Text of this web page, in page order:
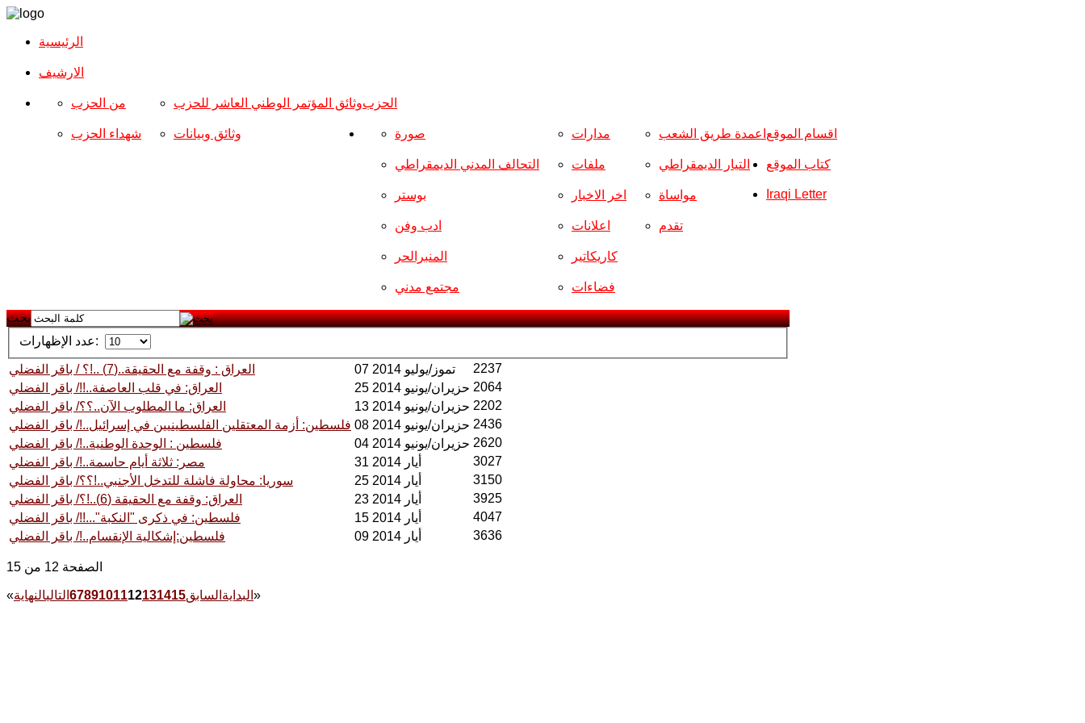
الرئيسية
الارشیف
الحزب من الحزب
شهداء الحزب
وثائق المؤتمر الوطني العاشر للحزب
وثائق وبيانات اقسام الموقع صورة
التحالف المدني الديمقراطي
بوستر
ادب وفن
المنبرالحر
مجتمع مدني
مدارات
ملفات
اخر الاخبار
اعلانات
كاريكاتير
فضاءات
اعمدة طريق الشعب
التيار الديمقراطي
مواساة
تقدم
كتاب الموقع
Iraqi Letter
بحث
عدد الإظهارات:
العراق : وقفة مع الحقيقة..(7) ..!؟ / باقر الفضلي 07 تموز/يوليو 2014
2237
العراق: في قلب العاصفة..!!/ باقر الفضلي
25 حزيران/يونيو 2014 2064
العراق: ما المطلوب الآن..؟؟/ باقر الفضلي
13 حزيران/يونيو 2014 2202
فلسطين: أزمة المعتقلين الفلسطينيين في إسرائيل..!/ باقر الفضلي
08 حزيران/يونيو 2014 2436
فلسطين : الوحدة الوطنية..!/ باقر الفضلي
04 حزيران/يونيو 2014 2620
مصر: ثلاثة أيام حاسمة..!/ باقر الفضلي
31 أيار 2014
3027
سوريا: محاولة فاشلة للتدخل الأجنبي..!؟؟/ باقر الفضلي
25 أيار 2014
3150
العراق: وقفة مع الحقيقة (6)..!؟/ باقر الفضلي
23 أيار 2014
3925
فلسطين: في ذكرى "النكبة"...!!/ باقر الفضلي
15 أيار 2014
4047
فلسطين:إشكالية الإنقسام..!/ باقر الفضلي
09 أيار 2014 3636
الصفحة 12 من 15
« البداية السابق 6789101112131415 التاليالنهاية »